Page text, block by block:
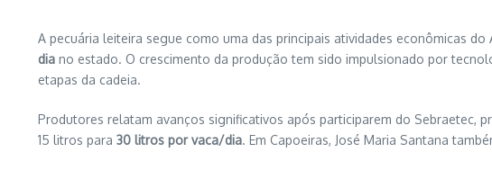
A pecuária leiteira segue como uma das principais atividades econômicas
dia no estado. O crescimento da produção tem sido impulsionado por
etapas da cadeia.
Produtores relatam avanços significativos após participarem do Sebraetec,
15 litros para 30 litros por vaca/dia. Em Capoeiras, José Maria Santana